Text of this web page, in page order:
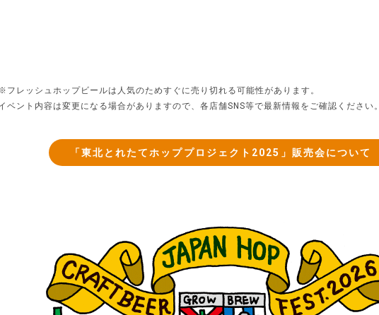
フレッシュホップビールは人気のためすぐに売り切れる可能性があります。
ベント内容は変更になる場合がありますので、各店舗SNS等で最新情報をご確認ください
「東北とれたてホッププロジェクト2025」販売会について